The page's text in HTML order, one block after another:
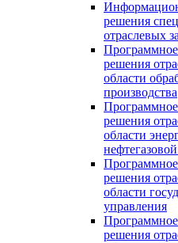
решения
отраслевых
Программное
решения
области
производства
Программное
решения
области
Программное
решения
области
управления
Программное
решения